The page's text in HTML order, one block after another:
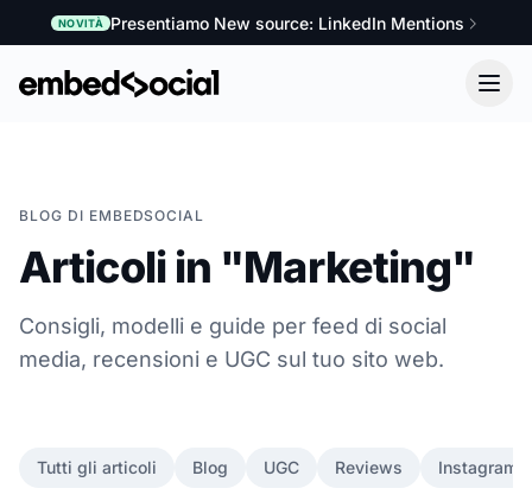
NOVITÀ Presentiamo New source: LinkedIn Mentions
BLOG DI EMBEDSOCIAL
Articoli in "Marketing"
Consigli, modelli e guide per feed di social
media, recensioni e UGC sul tuo sito web.
Tutti gli articoli Blog UGC Reviews Instagram